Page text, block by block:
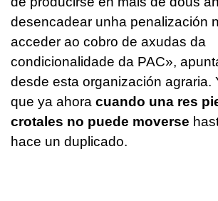
desencadear unha penalización
acceder ao cobro de axudas da
condicionalidade da PAC»,
desde esta organización agraria.
que ya ahora cuando una res
crotales no puede moverse
hace un duplicado.